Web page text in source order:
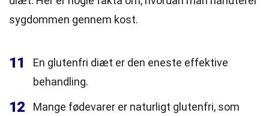
sygdommen gennem kost.
11
En glutenfri diæt er den eneste effektive
behandling.
12
Mange fødevarer er naturligt glutenfri, som